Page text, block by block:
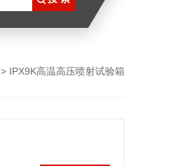
> IPX9K高温高压喷射试验箱